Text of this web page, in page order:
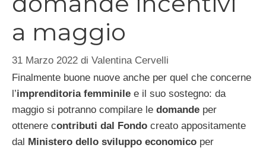
a maggio
31 Marzo 2022 di Valentina Cervelli
Finalmente buone nuove anche per quel che concerne
l’imprenditoria femminile e il suo sostegno: da
maggio si potranno compilare le domande per
ottenere contributi dal Fondo creato appositamente
dal Ministero dello sviluppo economico per